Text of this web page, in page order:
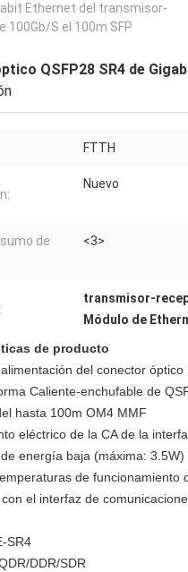
Ethernet del transmisor-
100Gb/S el 100m SFP
QSFP28 SR4 de
FTTH
Nuevo
de
<3>
transmisor-
Módulo de
de producto
del conector óptico
Caliente-enchufable de
hasta 100m OM4 MMF
eléctrico de la CA de la
energía baja (máxima:
de
el interfaz de
SR4
DDR/SDR